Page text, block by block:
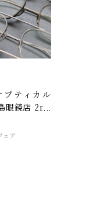
ティカル
眼鏡店 2nd
ア